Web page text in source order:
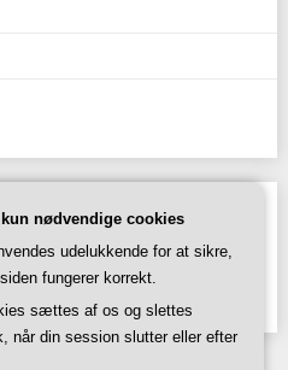
nødvendige cookies
udelukkende for at sikre,
fungerer korrekt.
sættes af os og slettes
når din session slutter eller efter